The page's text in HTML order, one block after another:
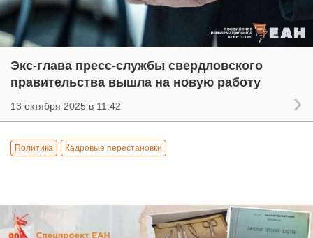
Экс-глава пресс-службы свердловского
правительства вышла на новую работу
13 октября 2025 в 11:42
Политика Кадровые перестановки